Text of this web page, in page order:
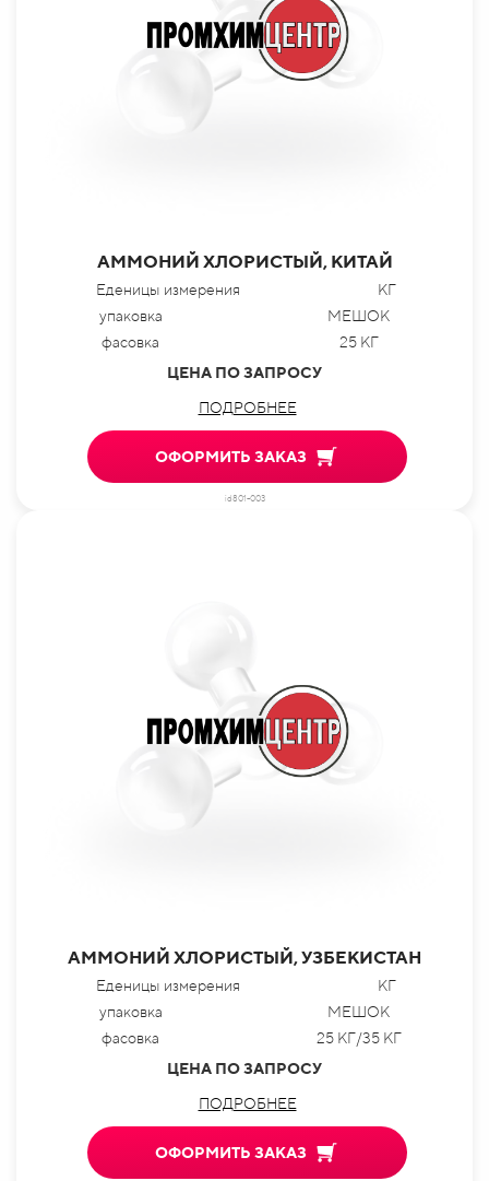
АММОНИЙ ХЛОРИСТЫЙ, КИТАЙ
Еденицы измерения
КГ
упаковка
МЕШОК
фасовка
25 КГ
ЦЕНА ПО ЗАПРОСУ
ПОДРОБНЕЕ
ОФОРМИТЬ ЗАКАЗ
id801-003
АММОНИЙ ХЛОРИСТЫЙ, УЗБЕКИСТАН
Еденицы измерения
КГ
упаковка
МЕШОК
фасовка
25 КГ/35 КГ
ЦЕНА ПО ЗАПРОСУ
ПОДРОБНЕЕ
ОФОРМИТЬ ЗАКАЗ